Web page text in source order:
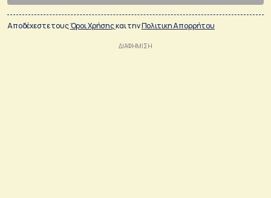
Αποδέχεστε τουςΌροι Χρήσηςκαι τηνΠολιτικη Απορρήτου